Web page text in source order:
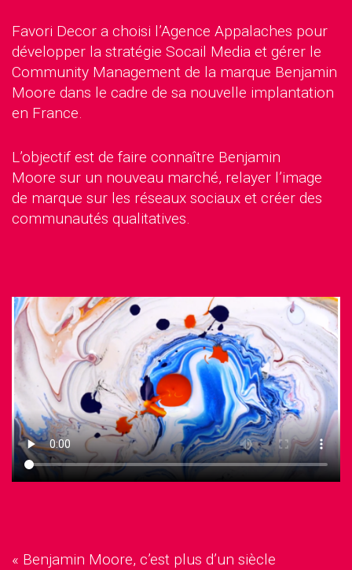
Favori Decor a choisi l’Agence Appalaches pour
développer la stratégie Socail Media et gérer le
Community Management de la marque Benjamin
Moore dans le cadre de sa nouvelle implantation
en France.
L’objectif est de faire connaître Benjamin
Moore sur un nouveau marché, relayer l’image
de marque sur les réseaux sociaux et créer des
communautés qualitatives.
« Benjamin Moore, c’est plus d’un siècle